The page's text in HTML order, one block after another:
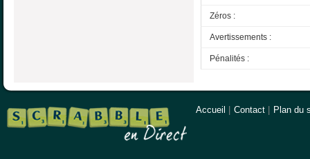
Zéros :
Avertissements :
Pénalités :
Accueil Contact Plan du